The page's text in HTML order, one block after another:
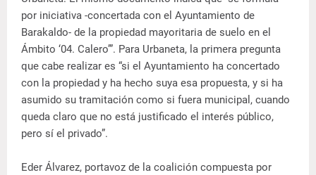
por iniciativa -concertada con el Ayuntamiento de
Barakaldo- de la propiedad mayoritaria de suelo en el
Ámbito ‘04. Calero’”. Para Urbaneta, la primera pregunta
que cabe realizar es “si el Ayuntamiento ha concertado
con la propiedad y ha hecho suya esa propuesta, y si ha
asumido su tramitación como si fuera municipal, cuando
queda claro que no está justificado el interés público,
pero sí el privado”.
Eder Álvarez, portavoz de la coalición compuesta por